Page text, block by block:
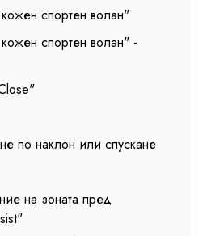
спортен волан"
спортен волан" -
по наклон или спускане
на зоната пред